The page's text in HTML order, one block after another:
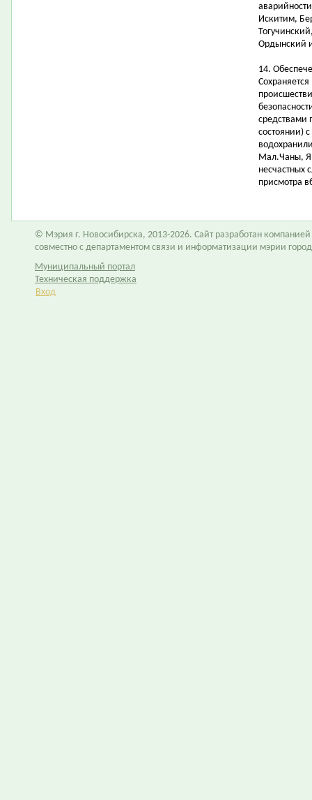
Искитим,
Ордынский
14.
средствами
состоянии)
Мал.Чаны,
несчастных
присмотра
© Мэрия г. Новосибирска, 2013-2026. Сайт разработан компанией
совместно с департаментом связи и информатизации мэрии
Муниципальный портал
Техническая поддержка
Вход